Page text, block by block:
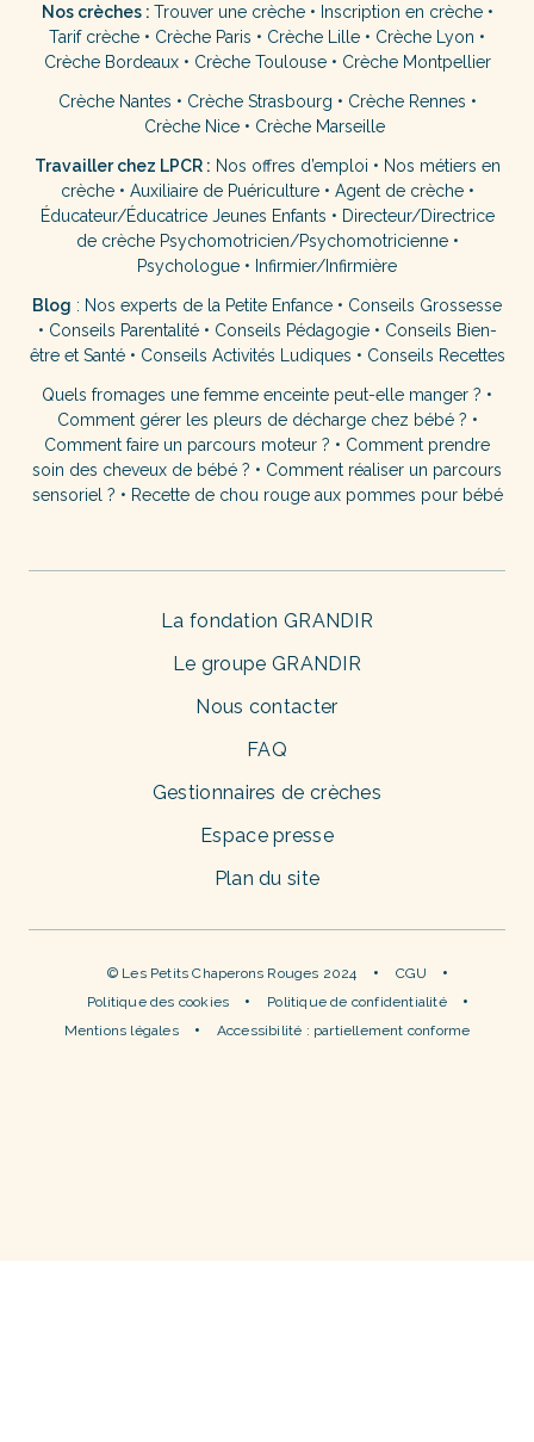
Nos crèches : Trouver une crèche• Inscription en crèche•
Tarif crèche • Crèche Paris • Crèche Lille • Crèche Lyon •
Crèche Bordeaux• Crèche Toulouse• Crèche Montpellier
Crèche Nantes • Crèche Strasbourg • Crèche Rennes •
Crèche Nice • Crèche Marseille
Travailler chez LPCR : Nos offres d’emploi • Nos métiers en
crèche• Auxiliaire de Puériculture• Agent de crèche•
Éducateur/Éducatrice Jeunes Enfants • Directeur/Directrice
de crèche Psychomotricien/Psychomotricienne•
Psychologue • Infirmier/Infirmière
Blog : Nos experts de la Petite Enfance • Conseils Grossesse
• Conseils Parentalité• Conseils Pédagogie• Conseils Bien-
être et Santé• Conseils Activités Ludiques • Conseils Recettes
Quels fromages une femme enceinte peut-elle manger ? •
Comment gérer les pleurs de décharge chez bébé ? •
Comment faire un parcours moteur ? • Comment prendre
soin des cheveux de bébé ? • Comment réaliser un parcours
sensoriel ? • Recette de chou rouge aux pommes pour bébé
La fondation GRANDIR
Le groupe GRANDIR
Nous contacter
FAQ
Gestionnaires de crèches
Espace presse
Plan du site
© Les Petits Chaperons Rouges 2024
CGU
Politique des cookies
Politique de confidentialité
Mentions légales
Accessibilité : partiellement conforme